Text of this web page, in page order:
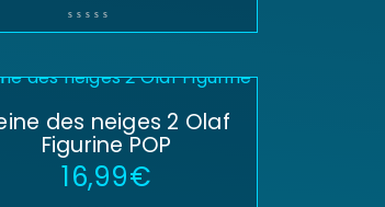
des neiges 2 Olaf
Figurine POP
16,99€